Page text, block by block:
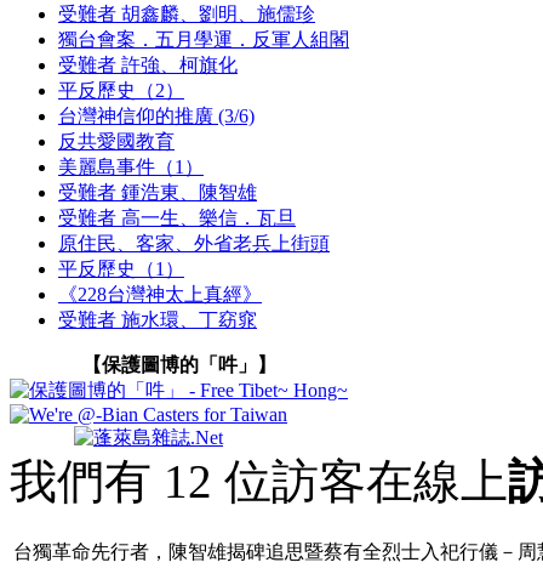
受難者 胡鑫麟、劉明、施儒珍
獨台會案．五月學運．反軍人組閣
受難者 許強、柯旗化
平反歷史（2）
台灣神信仰的推廣 (3/6)
反共愛國教育
美麗島事件（1）
受難者 鍾浩東、陳智雄
受難者 高一生、樂信．瓦旦
原住民、客家、外省老兵上街頭
平反歷史（1）
《228台灣神太上真經》
受難者 施水環、丁窈窕
【保護圖博的「吽」】
我們有 12 位訪客在線上
台獨革命先行者，陳智雄揭碑追思暨蔡有全烈士入祀行儀－周